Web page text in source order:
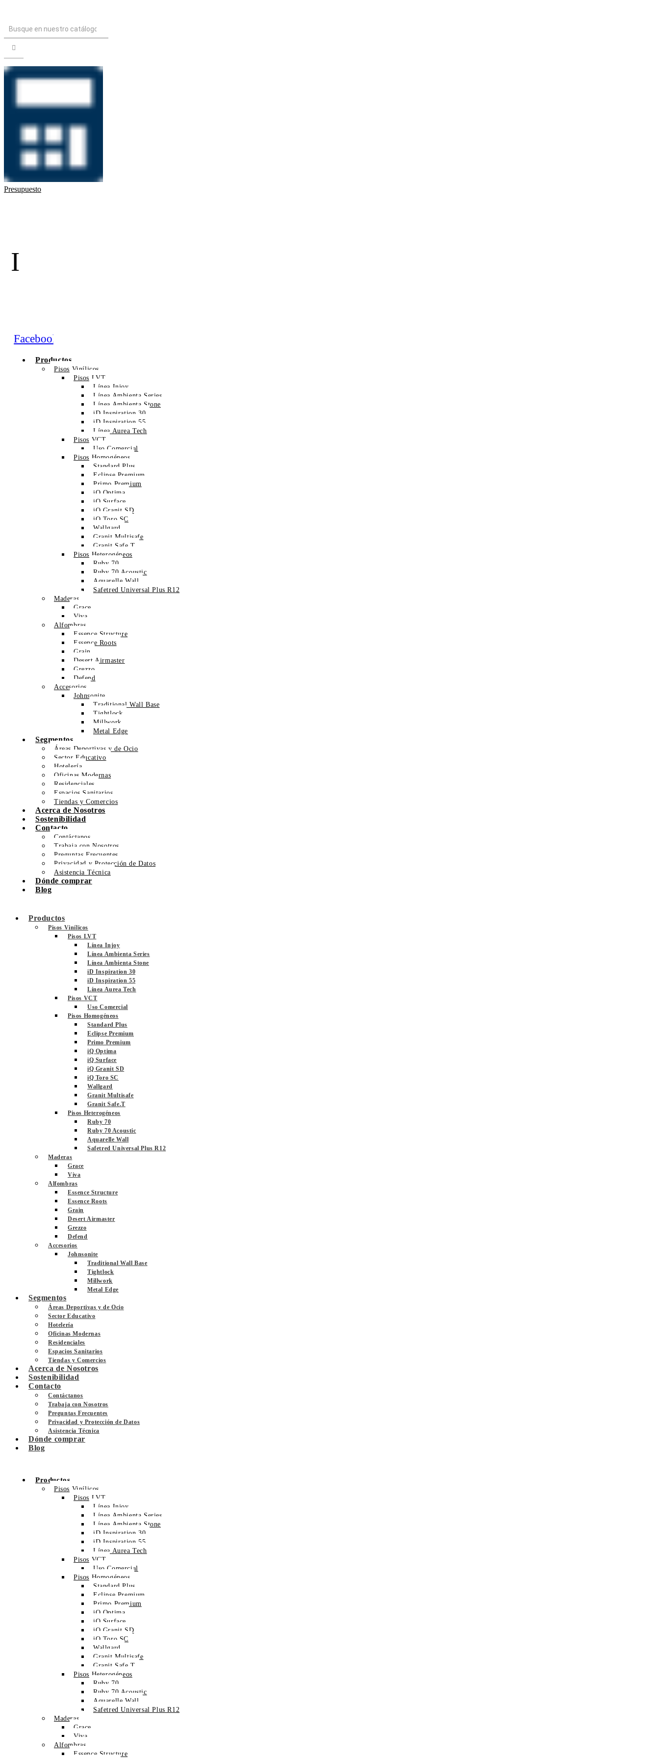
Presupuesto
I
Facebook
Productos
Pisos Vinílicos
Pisos LVT
Línea Injoy
Línea Ambienta Series
Línea Ambienta Stone
iD Inspiration 30
iD Inspiration 55
Línea Aurea Tech
Pisos VCT
Uso Comercial
Pisos Homogéneos
Standard Plus
Eclipse Premium
Primo Premium
iQ Optima
iQ Surface
iQ Granit SD
iQ Toro SC
Wallgard
Granit Multisafe
Granit Safe.T
Pisos Heterogéneos
Ruby 70
Ruby 70 Acoustic
Aquarelle Wall
Safetred Universal Plus R12
Maderas
Grace
Viva
Alfombras
Essence Structure
Essence Roots
Grain
Desert Airmaster
Grezzo
Defend
Accesorios
Johnsonite
Traditional Wall Base
Tightlock
Millwork
Metal Edge
Segmentos
Áreas Deportivas y de Ocio
Sector Educativo
Hotelería
Oficinas Modernas
Residenciales
Espacios Sanitarios
Tiendas y Comercios
Acerca de Nosotros
Sostenibilidad
Contacto
Contáctanos
Trabaja con Nosotros
Preguntas Frecuentes
Privacidad y Protección de Datos
Asistencia Técnica
Dónde comprar
Blog
Productos
Pisos Vinílicos
Pisos LVT
Línea Injoy
Línea Ambienta Series
Línea Ambienta Stone
iD Inspiration 30
iD Inspiration 55
Línea Aurea Tech
Pisos VCT
Uso Comercial
Pisos Homogéneos
Standard Plus
Eclipse Premium
Primo Premium
iQ Optima
iQ Surface
iQ Granit SD
iQ Toro SC
Wallgard
Granit Multisafe
Granit Safe.T
Pisos Heterogéneos
Ruby 70
Ruby 70 Acoustic
Aquarelle Wall
Safetred Universal Plus R12
Maderas
Grace
Viva
Alfombras
Essence Structure
Essence Roots
Grain
Desert Airmaster
Grezzo
Defend
Accesorios
Johnsonite
Traditional Wall Base
Tightlock
Millwork
Metal Edge
Segmentos
Áreas Deportivas y de Ocio
Sector Educativo
Hotelería
Oficinas Modernas
Residenciales
Espacios Sanitarios
Tiendas y Comercios
Acerca de Nosotros
Sostenibilidad
Contacto
Contáctanos
Trabaja con Nosotros
Preguntas Frecuentes
Privacidad y Protección de Datos
Asistencia Técnica
Dónde comprar
Blog
Productos
Pisos Vinílicos
Pisos LVT
Línea Injoy
Línea Ambienta Series
Línea Ambienta Stone
iD Inspiration 30
iD Inspiration 55
Línea Aurea Tech
Pisos VCT
Uso Comercial
Pisos Homogéneos
Standard Plus
Eclipse Premium
Primo Premium
iQ Optima
iQ Surface
iQ Granit SD
iQ Toro SC
Wallgard
Granit Multisafe
Granit Safe.T
Pisos Heterogéneos
Ruby 70
Ruby 70 Acoustic
Aquarelle Wall
Safetred Universal Plus R12
Maderas
Grace
Viva
Alfombras
Essence Structure